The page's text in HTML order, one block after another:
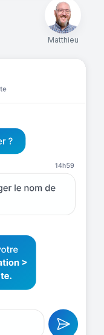
Matthieu